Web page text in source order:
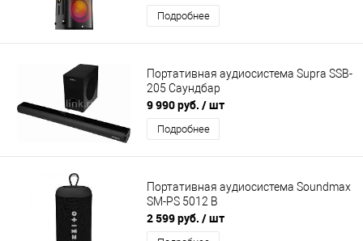
Подробнее
Портативная аудиосистема Supra SSB-
205 Саундбар
9 990 руб. / шт
Подробнее
Портативная аудиосистема Soundmax
SM-PS 5012 B
2 599 руб. / шт